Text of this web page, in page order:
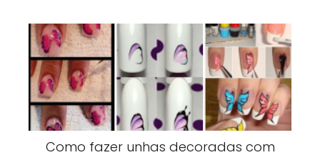
Como fazer unhas decoradas com